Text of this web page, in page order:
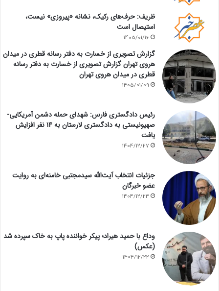
ظریف: حرف‌های رکیک، نشانه «پیروزی» نیست،
استیصال است
1405/01/16
گزارش تصویری از خسارت به دفتر رسانه قطری در میدان
هروی تهران گزارش تصویری از خسارت به دفتر رسانه
قطری در میدان هروی تهران
1405/01/09
رئیس دادگستری فارس: شهدای حمله دشمن آمریکایی-
صهیونیستی به دادگستری لارستان به ۱۴ نفر افزایش
یافت
1404/12/27
جزئیات انتخاب آیت‌الله سیدمجتبی خامنه‌ای به روایت
عضو خبرگان
1404/12/23
وداع با حمید هیراد؛ پیکر خواننده پاپ به خاک سپرده شد
(عکس)
1404/12/22